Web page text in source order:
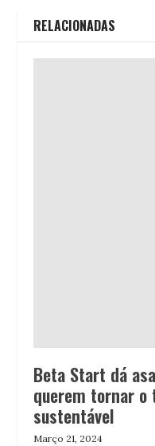
RELACIONADAS
Beta Start dá
querem tornar o
sustentável
Março 21, 2024